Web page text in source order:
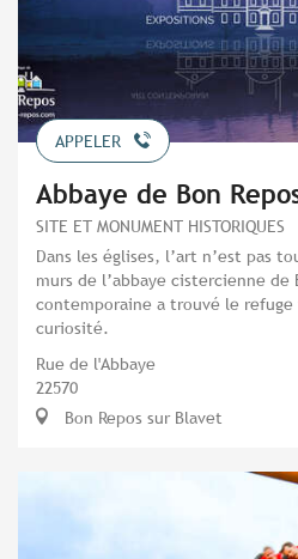
APPELER
Abbaye de Bon
SITE ET MONUMENT HISTORIQUES
Dans les églises, l’art n’est pas
murs de l’abbaye cistercienne de
contemporaine a trouvé le refuge
curiosité.
Rue de l'Abbaye
22570
Bon Repos sur Blavet